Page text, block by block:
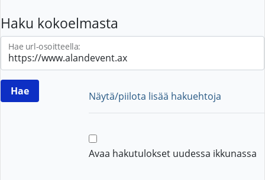
Haku kokoelmasta
Hae url-osoitteella:
Näytä/piilota lisää hakuehtoja
Avaa hakutulokset uudessa ikkunassa